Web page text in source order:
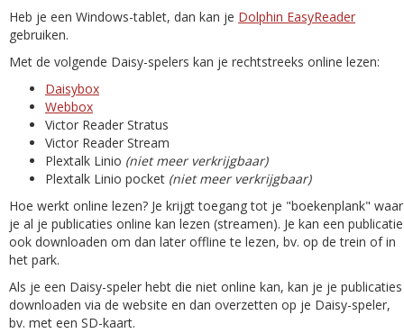
Heb je een Windows-tablet, dan kan je Dolphin EasyReader
gebruiken.
Met de volgende Daisy-spelers kan je rechtstreeks online lezen:
Daisybox
Webbox
Victor Reader Stratus
Victor Reader Stream
Plextalk Linio (niet meer verkrijgbaar)
Plextalk Linio pocket (niet meer verkrijgbaar)
Hoe werkt online lezen? Je krijgt toegang tot je "boekenplank" waar
je al je publicaties online kan lezen (streamen). Je kan een publicatie
ook downloaden om dan later offline te lezen, bv. op de trein of in
het park.
Als je een Daisy-speler hebt die niet online kan, kan je je publicaties
downloaden via de website en dan overzetten op je Daisy-speler,
bv. met een SD-kaart.